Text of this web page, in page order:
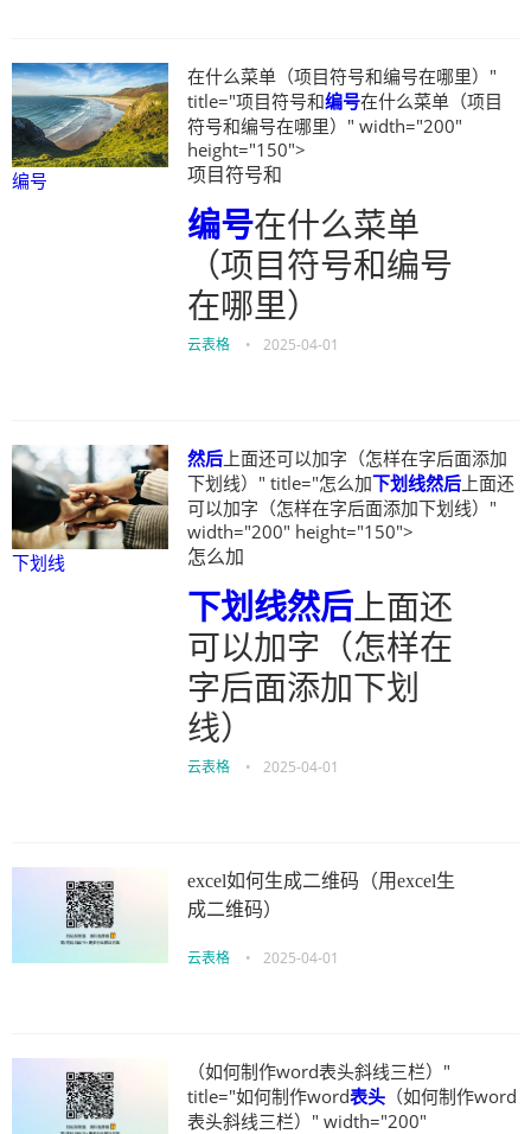
编号
在什么菜单（项目符号和编号在哪里）"
title="项目符号和编号在什么菜单（项目
符号和编号在哪里）" width="200"
height="150">
项目符号和
编号在什么菜单
（项目符号和编号
在哪里）
云表格 • 2025-04-01
下划线
然后 上面还可以加字（怎样在字后面添加
下划线）" title="怎么加下划线然后 上面还
可以加字（怎样在字后面添加下划线）"
width="200" height="150">
怎么加
下划线然后上面还
可以加字（怎样在
字后面添加下划
线）
云表格 • 2025-04-01
excel如何生成二维码（用excel生
成二维码）
云表格 • 2025-04-01
（如何制作word表头斜线三栏）"
title="如何制作word表头 （如何制作word
表头斜线三栏）" width="200"